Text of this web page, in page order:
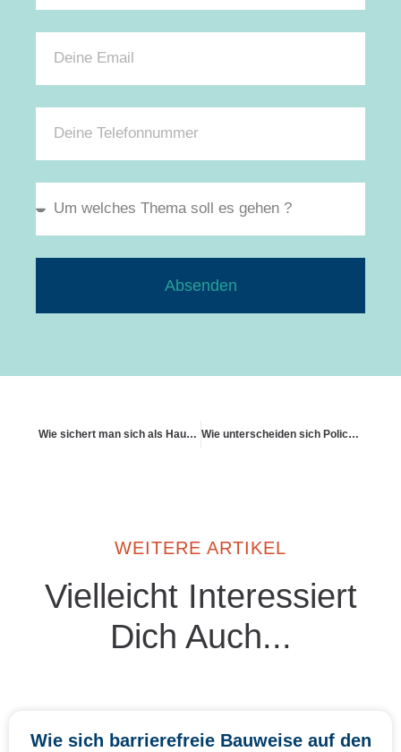
Absenden
Wie sichert man sich als Hausverwalter rechtlich ab? Wie unterscheiden sich Policen bei Eigentum und Erbpacht?
WEITERE ARTIKEL
Vielleicht Interessiert
Dich Auch...
Wie sich barrierefreie Bauweise auf den